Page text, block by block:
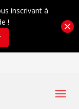
inscrivant à
!